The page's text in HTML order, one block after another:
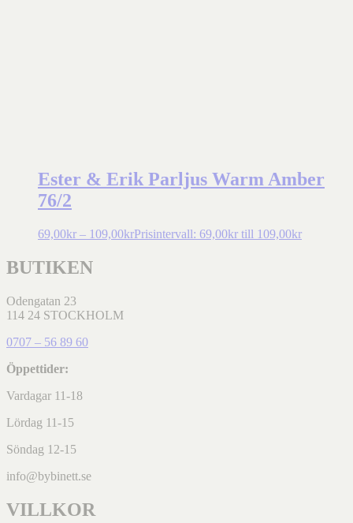
Ester & Erik Parljus Warm Amber
76/2
69,00kr – 109,00krPrisintervall: 69,00kr till 109,00kr
BUTIKEN
Odengatan 23
114 24 STOCKHOLM
0707 – 56 89 60
Öppettider:
Vardagar 11-18
Lördag 11-15
Söndag 12-15
info@bybinett.se
VILLKOR